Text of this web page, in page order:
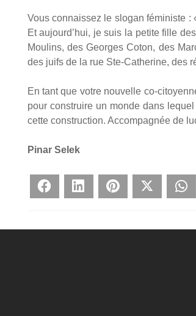
Vous connais­sez le slo­gan fémi­niste :
Et aujourd’hui, je suis la petite fille
Mou­lins, des Georges Coton, des
des juifs de la rue Ste-Cathe­rine, des
En tant que votre nou­velle co-
pour construire un monde dans lequel
cette construc­tion. Accom­pa­gnée de
Pinar Selek
Face­bookLin­ke­dIn Pin­te­rest Twit­ter